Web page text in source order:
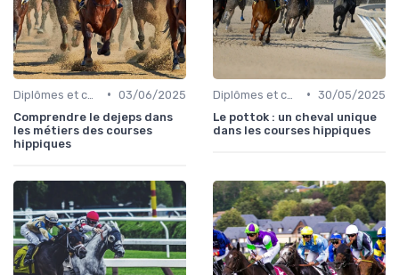
• 03/06/2025
Comprendre le dejeps dans
les métiers des courses
hippiques
• 30/05/2025
Le pottok : un cheval unique
dans les courses hippiques